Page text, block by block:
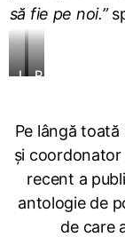
să fie pe noi.”
L
I
s
t
o
P
D
o
g
i
o
i
Pe lângă
și
recent a
antologie de
de care